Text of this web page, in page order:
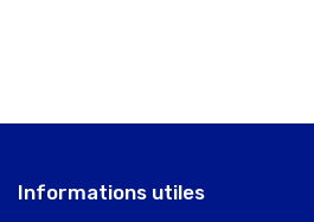
Informations utiles